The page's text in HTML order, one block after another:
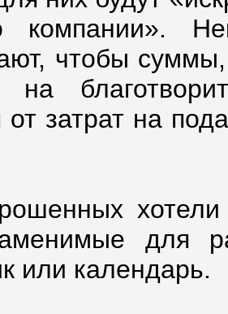
компании».
чтобы
от затрат на
хотели
для
или календарь.